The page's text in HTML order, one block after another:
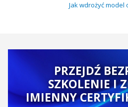
Jak wdrożyć
PRZEJDŹ
SZKOLENIE I
IMIENNY